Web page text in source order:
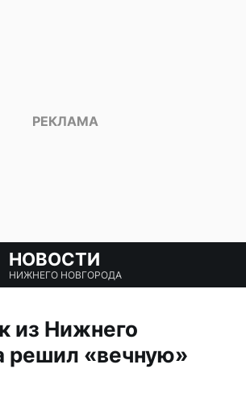
НОВОСТИ
НИЖНЕГО НОВГОРОДА
из Нижнего
решил «вечную»